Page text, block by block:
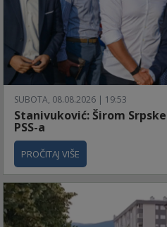
SUBOTA, 08.08.2026 | 19:53
Stanivuković: Širom
PSS-a
PROČITAJ VIŠE